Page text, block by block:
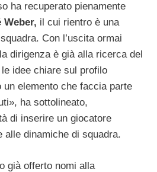
ha recuperato pienamente
Weber, il cui rientro è una
Con l’uscita ormai
dirigenza è già alla ricerca del
idee chiare sul profilo
un elemento che faccia parte
ha sottolineato,
di inserire un giocatore
alle dinamiche di squadra.
già offerto nomi alla